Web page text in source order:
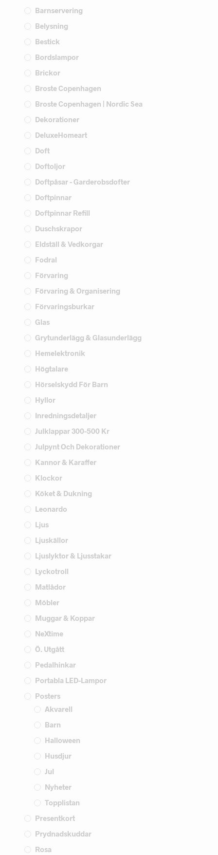
Barnservering
Belysning
Bestick
Bordslampor
Brickor
Broste Copenhagen
Broste Copenhagen | Nordic Sea
Dekorationer
DeluxeHomeart
Doft
Doftoljor
Doftpåsar - Garderobsdofter
Doftpinnar
Doftpinnar Refill
Duschskrapor
Eldställ & Vedkorgar
Fodral
Förvaring
Förvaring & Organisering
Förvaringsburkar
Glas
Grytunderlägg & Glasunderlägg
Hemelektronik
Högtalare
Hörselskydd För Barn
Hyllor
Inredningsdetaljer
Julklappar 300-500 Kr
Julpynt Och Dekorationer
Kannor & Karaffer
Klockor
Köket & Dukning
Leonardo
Ljus
Ljuskällor
Ljuslyktor & Ljusstakar
Lyckotroll
Matlådor
Möbler
Muggar & Koppar
NeXtime
Ö. Utgått
Pedalhinkar
Portabla LED-Lampor
Posters
Akvarell
Barn
Halloween
Husdjur
Jul
Nyheter
Topplistan
Presentkort
Prydnadskuddar
Rosa